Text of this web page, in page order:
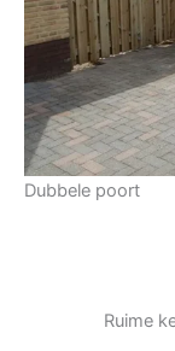
Dubbele poort
Ruime